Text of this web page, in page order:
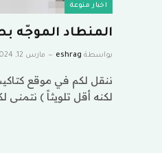
اخبار منوعة
المنطاد الموجّه
بواسطة eshrag مارس 12, 2024
ننقل لكم في موقع
لكنه أقل تلويثاً ) نتمنى